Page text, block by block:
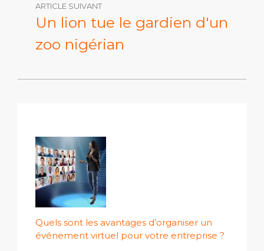
ARTICLE SUIVANT
Un lion tue le gardien d'un
zoo nigérian
Quels sont les avantages d’organiser un
événement virtuel pour votre entreprise ?